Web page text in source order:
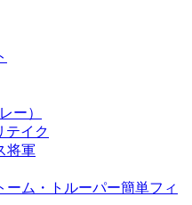
ー）
テイク
将軍
ム・トルーパー簡単フィ